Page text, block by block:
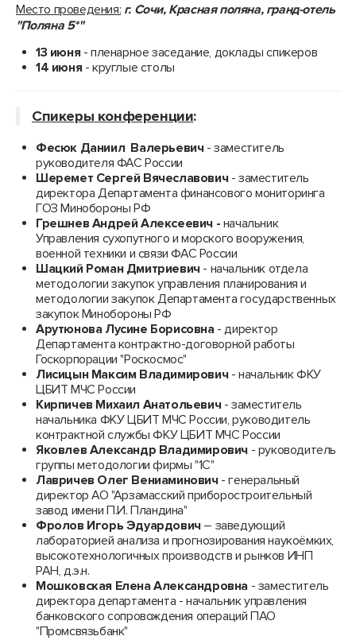
Место проведения: г. Сочи, Красная поляна, гранд-отель
"Поляна 5*"
13 июня - пленарное заседание, доклады спикеров
14 июня - круглые столы
Спикеры конференции:
Фесюк Даниил Валерьевич - заместитель
руководителя ФАС России
Шеремет Сергей Вячеславович - заместитель
директора Департамента финансового мониторинга
ГОЗ Минобороны РФ
Грешнев Андрей Алексеевич - начальник
Управления сухопутного и морского вооружения,
военной техники и связи ФАС России
Шацкий Роман Дмитриевич - начальник отдела
методологии закупок управления планирования и
методологии закупок Департамента государственных
закупок Минобороны РФ
Арутюнова Лусине Борисовна - директор
Департамента контрактно-договорной работы
Госкорпорации "Роскосмос"
Лисицын Максим Владимирович - начальник ФКУ
ЦБИТ МЧС России
Кирпичев Михаил Анатольевич - заместитель
начальника ФКУ ЦБИТ МЧС России, руководитель
контрактной службы ФКУ ЦБИТ МЧС России
Яковлев Александр Владимирович - руководитель
группы методологии фирмы "1С"
Лавричев Олег Вениаминович - генеральный
директор АО "Арзамасский приборостроительный
завод имени П.И. Пландина"
Фролов Игорь Эдуардович – заведующий
лабораторией анализа и прогнозирования наукоёмких,
высокотехнологичных производств и рынков ИНП
РАН, д.э.н.
Мошковская Елена Александровна - заместитель
директора департамента - начальник управления
банковского сопровождения операций ПАО
"Промсвязьбанк"